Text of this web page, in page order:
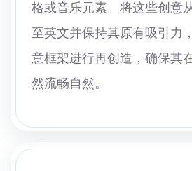
格或音乐元素。将这些创意
至英文并保持其原有吸引力
意框架进行再创造，确保其
然流畅自然。